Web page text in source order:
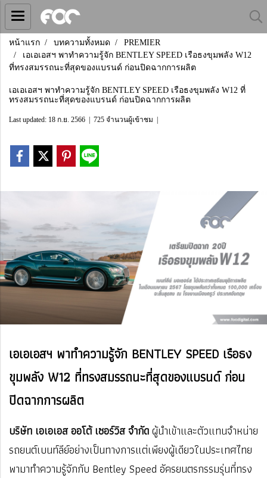
หน้าแรก บทความทั้งหมด
PREMIER
เอเอเอสฯ พาทำความรู้จัก BENTLEY SPEED เรือธงขุมพลัง W12
ที่ทรงสมรรถนะที่สุดของแบรนด์ ก่อนปิดฉากการผลิต
เอเอเอสฯ พาทำความรู้จัก BENTLEY SPEED เรือธงขุมพลัง W12 ที่
ทรงสมรรถนะที่สุดของแบรนด์ ก่อนปิดฉากการผลิต
Last updated: 18 ก.ย. 2566 725 จำนวนผู้เข้าชม
เอเอเอสฯ พาทำความรู้จัก BENTLEY SPEED เรือธง
ขุมพลัง W12 ที่ทรงสมรรถนะที่สุดของแบรนด์ ก่อน
ปิดฉากการผลิต
บริษัท เอเอเอส ออโต้ เซอร์วิส จำกัดผู้นำเข้าและตัวแทนจำหน่าย
รถยนต์เบนท์ลีย์อย่างเป็นทางการแต่เพียงผู้เดียวในประเทศไทย
พามาทำความรู้จักกับ Bentley Speed อัครยนตรกรรมรุ่นที่ทรง